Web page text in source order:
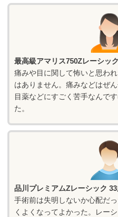
最高級アマリス750Zレーシッ
痛みや目に関して怖いと思わ
はありません。痛みなどはぜ
目薬などにすごく苦手なんで
た。
品川プレミアムZレーシック
手術前は失明しないか心配だ
くよくなってよかった。レー